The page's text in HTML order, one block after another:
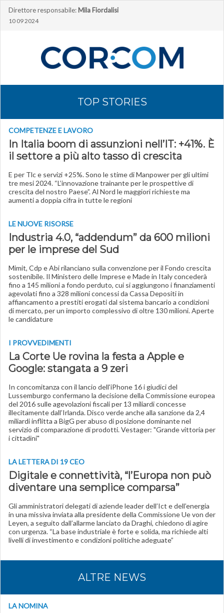
Direttore responsabile: Mila Fiordalisi
10 09 2024
TOP STORIES
COMPETENZE E LAVORO
In Italia boom di assunzioni nell’IT: +41%. È
il settore a più alto tasso di crescita
E per Tlc e servizi +25%. Sono le stime di Manpower per gli ultimi
tre mesi 2024. “L’innovazione trainante per le prospettive di
crescita del nostro Paese”. Al Nord le maggiori richieste ma
aumenti a doppia cifra in tutte le regioni
LE NUOVE RISORSE
Industria 4.0, “addendum” da 600 milioni
per le imprese del Sud
Mimit, Cdp e Abi rilanciano sulla convenzione per il Fondo crescita
sostenibile. Il Ministero delle Imprese e Made in Italy concederà
fino a 145 milioni a fondo perduto, cui si aggiungono i finanziamenti
agevolati fino a 328 milioni concessi da Cassa Depositi in
affiancamento a prestiti erogati dal sistema bancario a condizioni
di mercato, per un importo complessivo di oltre 130 milioni. Aperte
le candidature
I PROVVEDIMENTI
La Corte Ue rovina la festa a Apple e
Google: stangata a 9 zeri
In concomitanza con il lancio dell'iPhone 16 i giudici del
Lussemburgo confermano la decisione della Commissione europea
del 2016 sulle agevolazioni fiscali per 13 miliardi concesse
illecitamente dall’Irlanda. Disco verde anche alla sanzione da 2,4
miliardi inflitta a BigG per abuso di posizione dominante nel
servizio di comparazione di prodotti. Vestager: "Grande vittoria per
i cittadini"
LA LETTERA DI 19 CEO
Digitale e connettività, “l’Europa non può
diventare una semplice comparsa”
Gli amministratori delegati di aziende leader dell’Ict e dell’energia
in una missiva inviata alla presidente della Commissione Ue von der
Leyen, a seguito dall’allarme lanciato da Draghi, chiedono di agire
con urgenza. “La base industriale è forte e solida, ma richiede alti
livelli di investimento e condizioni politiche adeguate”
ALTRE NEWS
LA NOMINA